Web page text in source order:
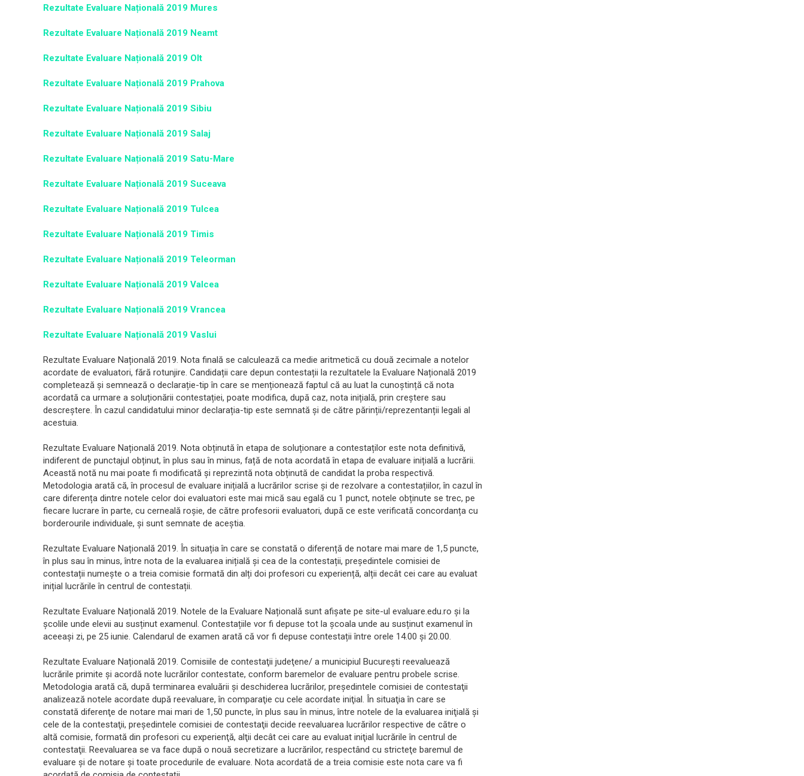
Rezultate Evaluare Națională 2019 Mures
Rezultate Evaluare Națională 2019 Neamt
Rezultate Evaluare Națională 2019 Olt
Rezultate Evaluare Națională 2019 Prahova
Rezultate Evaluare Națională 2019 Sibiu
Rezultate Evaluare Națională 2019 Salaj
Rezultate Evaluare Națională 2019 Satu-Mare
Rezultate Evaluare Națională 2019 Suceava
Rezultate Evaluare Națională 2019 Tulcea
Rezultate Evaluare Națională 2019 Timis
Rezultate Evaluare Națională 2019 Teleorman
Rezultate Evaluare Națională 2019 Valcea
Rezultate Evaluare Națională 2019 Vrancea
Rezultate Evaluare Națională 2019 Vaslui
Rezultate Evaluare Națională 2019. Nota finală se calculează ca medie aritmetică cu două zecimale a notelor
acordate de evaluatori, fără rotunjire. Candidații care depun contestații la rezultatele la Evaluare Națională 2019
completează și semnează o declarație-tip în care se menționează faptul că au luat la cunoștință că nota
acordată ca urmare a soluționării contestației, poate modifica, după caz, nota inițială, prin creștere sau
descreștere. În cazul candidatului minor declarația-tip este semnată și de către părinții/reprezentanții legali al
acestuia.
Rezultate Evaluare Națională 2019. Nota obținută în etapa de soluționare a contestaților este nota definitivă,
indiferent de punctajul obținut, în plus sau în minus, față de nota acordată în etapa de evaluare inițială a lucrării.
Această notă nu mai poate fi modificată și reprezintă nota obținută de candidat la proba respectivă.
Metodologia arată că, în procesul de evaluare inițială a lucrărilor scrise și de rezolvare a contestațiilor, în cazul în
care diferența dintre notele celor doi evaluatori este mai mică sau egală cu 1 punct, notele obținute se trec, pe
fiecare lucrare în parte, cu cerneală roșie, de către profesorii evaluatori, după ce este verificată concordanța cu
borderourile individuale, și sunt semnate de aceștia.
Rezultate Evaluare Națională 2019. În situația în care se constată o diferență de notare mai mare de 1,5 puncte,
în plus sau în minus, între nota de la evaluarea inițială și cea de la contestații, președintele comisiei de
contestații numește o a treia comisie formată din alți doi profesori cu experiență, alții decât cei care au evaluat
inițial lucrările în centrul de contestații.
Rezultate Evaluare Națională 2019. Notele de la Evaluare Națională sunt afișate pe site-ul evaluare.edu.ro și la
școlile unde elevii au susținut examenul. Contestațiile vor fi depuse tot la școala unde au susținut examenul în
aceeași zi, pe 25 iunie. Calendarul de examen arată că vor fi depuse contestații între orele 14.00 și 20.00.
Rezultate Evaluare Națională 2019. Comisiile de contestaţii judeţene/ a municipiul Bucureşti reevaluează
lucrările primite şi acordă note lucrărilor contestate, conform baremelor de evaluare pentru probele scrise.
Metodologia arată că, după terminarea evaluării şi deschiderea lucrărilor, preşedintele comisiei de contestaţii
analizează notele acordate după reevaluare, în comparaţie cu cele acordate iniţial. În situaţia în care se
constată diferenţe de notare mai mari de 1,50 puncte, în plus sau în minus, între notele de la evaluarea iniţială şi
cele de la contestaţii, preşedintele comisiei de contestaţii decide reevaluarea lucrărilor respective de către o
altă comisie, formată din profesori cu experienţă, alţii decât cei care au evaluat iniţial lucrările în centrul de
contestaţii. Reevaluarea se va face după o nouă secretizare a lucrărilor, respectând cu stricteţe baremul de
evaluare şi de notare şi toate procedurile de evaluare. Nota acordată de a treia comisie este nota care va fi